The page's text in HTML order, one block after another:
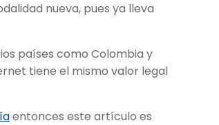
nueva, pues ya lleva
países como Colombia y
tiene el mismo valor legal
entonces este artículo es